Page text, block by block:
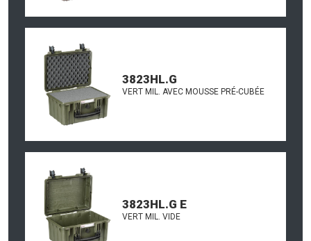
3823HL.G
VERT MIL. AVEC MOUSSE PRÉ-CUBÉE
3823HL.G E
VERT MIL. VIDE